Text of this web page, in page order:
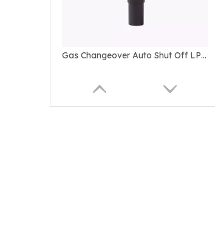
Gas Changeover Auto Shut Off LPG Valve